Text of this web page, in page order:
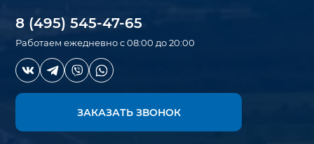
8 (495) 545-47-65
Работаем ежедневно с 08:00 до 20:00
ЗАКАЗАТЬ ЗВОНОК